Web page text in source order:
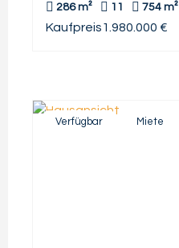
286 m²
11 754 m²
Kaufpreis1.980.000 €
Verfügbar Miete